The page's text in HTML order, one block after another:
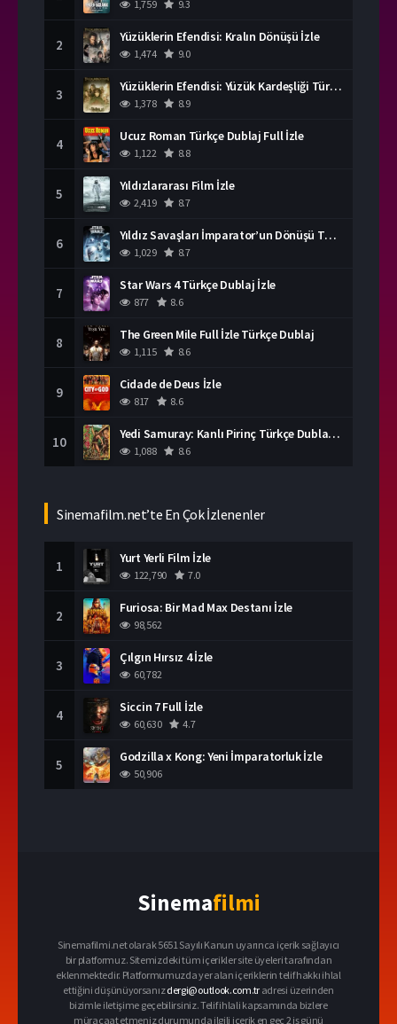
1,759 9.3
2 Yüzüklerin Efendisi: Kralın Dönüşü İzle
1,474 9.0
3 Yüzüklerin Efendisi: Yüzük Kardeşliği Türkçe Dublaj İzle
1,378 8.9
4 Ucuz Roman Türkçe Dublaj Full İzle
1,122 8.8
5 Yıldızlararası Film İzle
2,419 8.7
6 Yıldız Savaşları İmparator’un Dönüşü Türkçe Dublaj İzle
1,029 8.7
7 Star Wars 4 Türkçe Dublaj İzle
877 8.6
8 The Green Mile Full İzle Türkçe Dublaj
1,115 8.6
9 Cidade de Deus İzle
817 8.6
10 Yedi Samuray: Kanlı Pirinç Türkçe Dublaj İzle
1,088 8.6
Sinemafilm.net’te En Çok İzlenenler
1 Yurt Yerli Film İzle
122,790 7.0
2 Furiosa: Bir Mad Max Destanı İzle
98,562
3 Çılgın Hırsız 4 İzle
60,782
4 Siccin 7 Full İzle
60,630 4.7
5 Godzilla x Kong: Yeni İmparatorluk İzle
50,906
Sinemafilmi
Sinemafilmi.net olarak 5651 Sayılı Kanun uyarınca içerik sağlayıcı
bir platformuz. Sitemizdeki tüm içerikler site üyeleri tarafından
eklenmektedir. Platformumuzda yer alan içeriklerin telif hakkı ihlal
ettiğini düşünüyorsanızdergi@outlook.com.tr adresi üzerinden
bizimle iletişime geçebilirsiniz. Telif ihlali kapsamında bizlere
müracaat etmeniz durumunda ilgili içerik en geç 2 iş günü